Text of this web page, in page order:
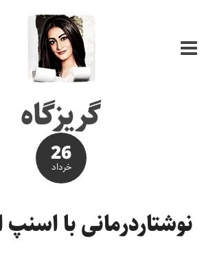
گریزگاه
26
خرداد
نوشتاردرمانی با